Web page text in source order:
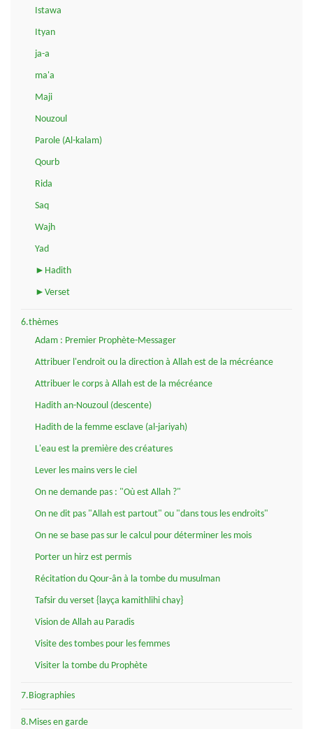
Istawa
Ityan
ja-a
ma'a
Maji
Nouzoul
Parole (Al-kalam)
Qourb
Rida
Saq
Wajh
Yad
►Hadith
►Verset
6.thèmes
Adam : Premier Prophète-Messager
Attribuer l'endroit ou la direction à Allah est de la mécréance
Attribuer le corps à Allah est de la mécréance
Hadith an-Nouzoul (descente)
Hadith de la femme esclave (al-jariyah)
L'eau est la première des créatures
Lever les mains vers le ciel
On ne demande pas : "Où est Allah ?"
On ne dit pas "Allah est partout" ou "dans tous les endroits"
On ne se base pas sur le calcul pour déterminer les mois
Porter un hirz est permis
Récitation du Qour-ân à la tombe du musulman
Tafsir du verset {layça kamithlihi chay}
Vision de Allah au Paradis
Visite des tombes pour les femmes
Visiter la tombe du Prophète
7.Biographies
8.Mises en garde